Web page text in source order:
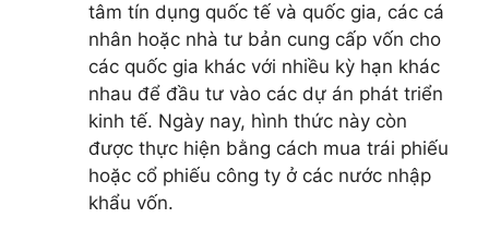
tâm tín dụng quốc tế và quốc gia, các cá
nhân hoặc nhà tư bản cung cấp vốn cho
các quốc gia khác với nhiều kỳ hạn khác
nhau để đầu tư vào các dự án phát triển
kinh tế. Ngày nay, hình thức này còn
được thực hiện bằng cách mua trái phiếu
hoặc cổ phiếu công ty ở các nước nhập
khẩu vốn.